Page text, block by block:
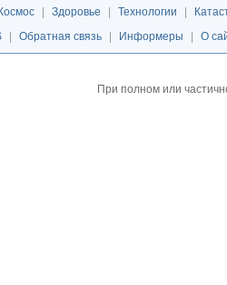
Космос Здоровье Технологии
Обратная связь Информеры О
При полном или